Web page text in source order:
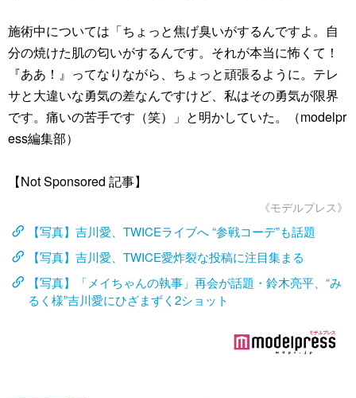
施術中については「ちょっと焦げ臭いがするんですよ。自
分の焼けた肌の匂いがするんです。それが本当に怖くて！
『ああ！』ってなりながら、ちょっと頑張るように。テレ
サと大違いな勇気の差なんですけど、私はその勇気が限界
です。痛いの苦手です（笑）」と明かしていた。（modelpr
ess編集部）
【Not Sponsored 記事】
《モデルプレス》
【写真】吉川愛、TWICEライブへ “参戦コーデ”も話題
【写真】吉川愛、TWICE愛炸裂な投稿に注目集まる
【写真】「メイちゃんの執事」再会が話題・鈴木亮平、“み
るく様”吉川愛にひざまずく2ショット